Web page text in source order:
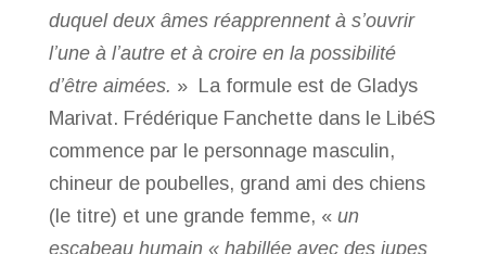
duquel deux âmes réapprennent à s’ouvrir
l’une à l’autre et à croire en la possibilité
d’être aimées. » La formule est de Gladys
Marivat. Frédérique Fanchette dans le LibéS
commence par le personnage masculin,
chineur de poubelles, grand ami des chiens
(le titre) et une grande femme, « un
escabeau humain « habillée avec des jupes